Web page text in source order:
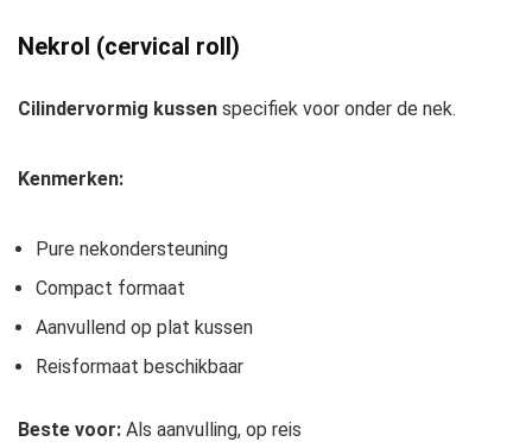
Nekrol (cervical roll)
Cilindervormig kussen specifiek voor onder de nek.
Kenmerken:
Pure nekondersteuning
Compact formaat
Aanvullend op plat kussen
Reisformaat beschikbaar
Beste voor: Als aanvulling, op reis